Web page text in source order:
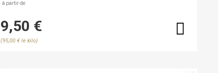
à partir de
9,50 €
(95,00 € le kilo)